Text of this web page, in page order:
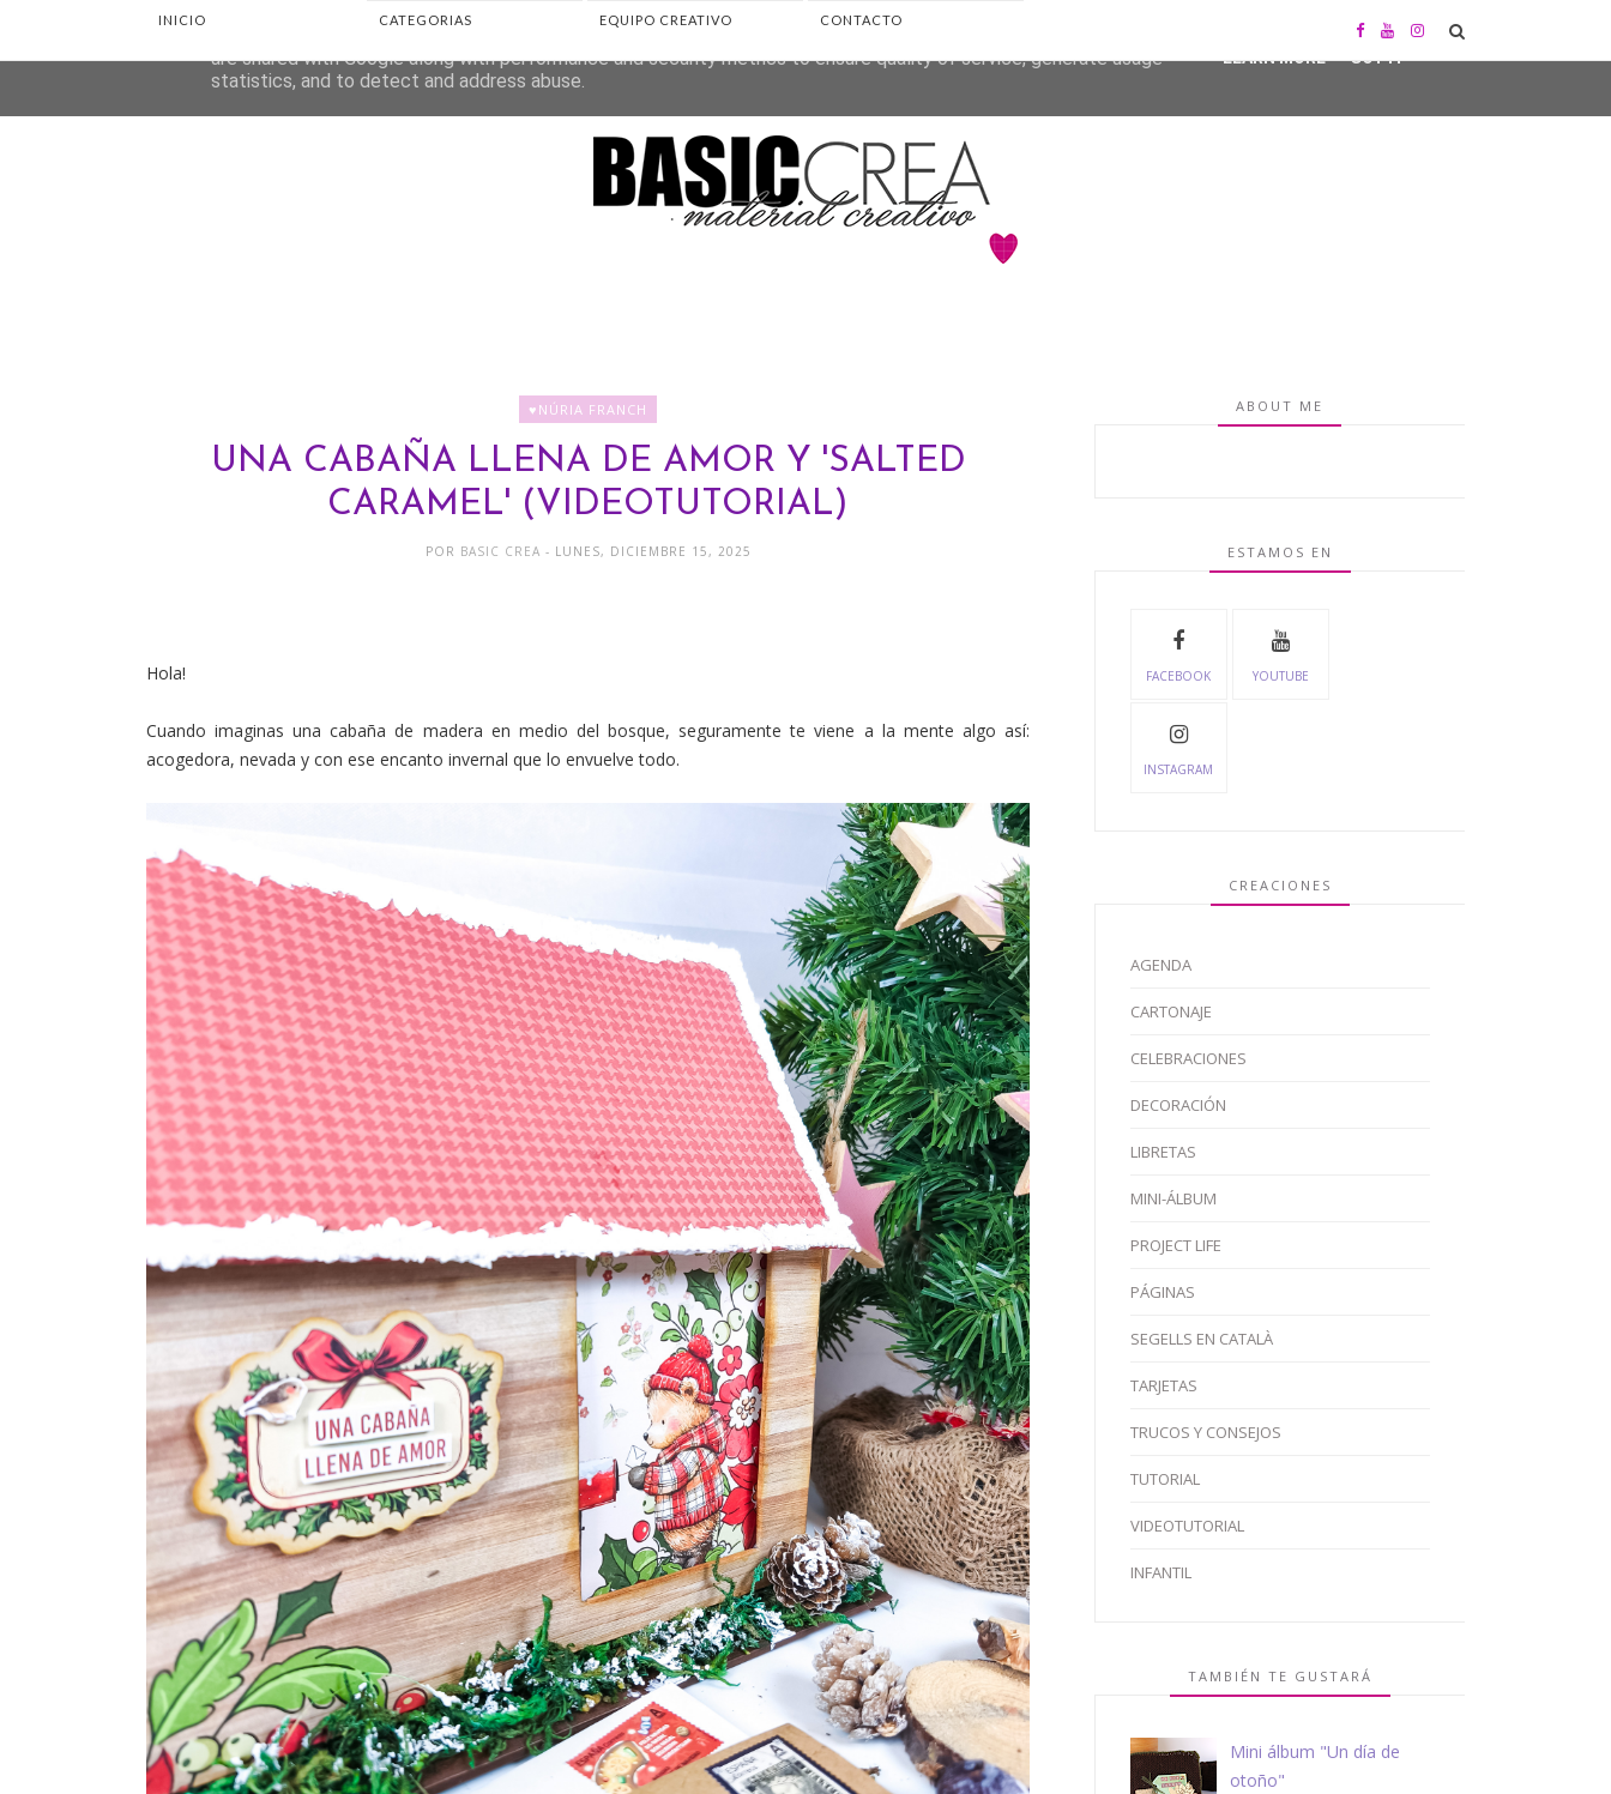
INICIO CATEGORIAS EQUIPO CREATIVO CONTACTO
♥NÚRIA FRANCH
UNA CABAÑA LLENA DE AMOR Y 'SALTED
CARAMEL' (VIDEOTUTORIAL)
POR BASIC CREA - LUNES, DICIEMBRE 15, 2025
Hola!
Cuando imaginas una cabaña de madera en medio del bosque, seguramente te viene a la mente algo así:
acogedora, nevada y con ese encanto invernal que lo envuelve todo.
ABOUT ME
ESTAMOS EN
FACEBOOK YOUTUBE
INSTAGRAM
CREACIONES
AGENDA
CARTONAJE
CELEBRACIONES
DECORACIÓN
LIBRETAS
MINI-ÁLBUM
PROJECT LIFE
PÁGINAS
SEGELLS EN CATALÀ
TARJETAS
TRUCOS Y CONSEJOS
TUTORIAL
VIDEOTUTORIAL
INFANTIL
TAMBIÉN TE GUSTARÁ
Mini álbum "Un día de
otoño"
This site uses cookies from Google to deliver its services and to analyze traffic. Your IP address and user-agent
are shared with Google along with performance and security metrics to ensure quality of service, generate usage
statistics, and to detect and address abuse.
LEARN MORE GOT IT